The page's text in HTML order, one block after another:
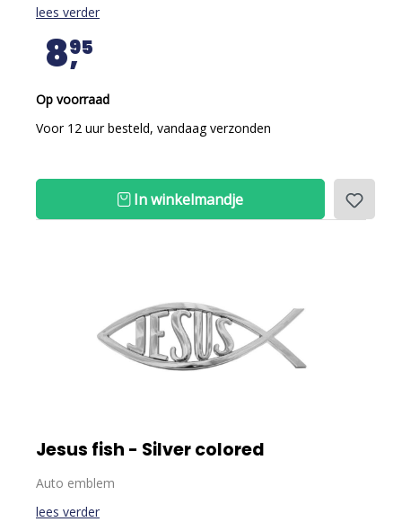
lees verder
895
Op voorraad
Voor 12 uur besteld, vandaag verzonden
In winkelmandje
Jesus fish - Silver colored
Auto emblem
lees verder